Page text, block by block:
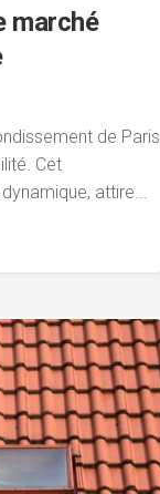
marché
de Paris
Cet
attire...